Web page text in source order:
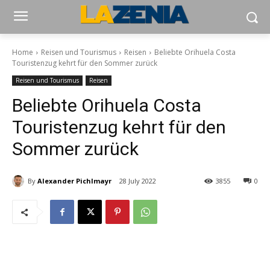
Home Reisen und Tourismus Reisen
Beliebte Orihuela Costa
Touristenzug kehrt für den Sommer zurück
Reisen und Tourismus Reisen
Beliebte Orihuela Costa
Touristenzug kehrt für den
Sommer zurück
By Alexander Pichlmayr 28 July 2022 0
3855